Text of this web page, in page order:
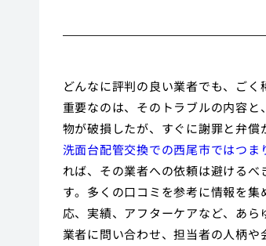
どんなに評判の良い業者でも、ご
重要なのは、そのトラブルの内容
物が破損したが、すぐに謝罪と弁償
洗面台配管交換での西尾市ではつま
れば、その業者への依頼は避ける
す。多くの口コミを参考に情報を
応、実績、アフターケアなど、あ
業者に問い合わせ、担当者の人柄